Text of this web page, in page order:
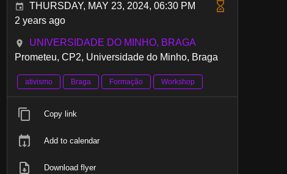
THURSDAY, MAY 23, 2024, 06:30 PM
2 years ago
UNIVERSIDADE DO MINHO, BRAGA
Prometeu, CP2, Universidade do Minho, Braga
ativismo Braga Formação Workshop
Copy link
Add to calendar
Download flyer